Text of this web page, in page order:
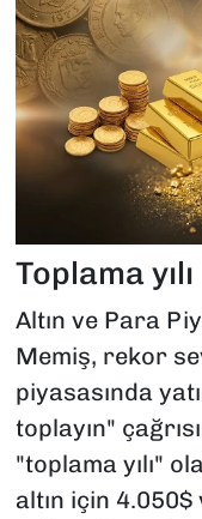
Toplama yılı
Altın ve Para
Memiş, rekor
piyasasında
toplayın"
"toplama yılı"
altın için